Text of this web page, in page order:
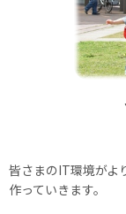
皆さまのIT環境がよ
作っていきます。